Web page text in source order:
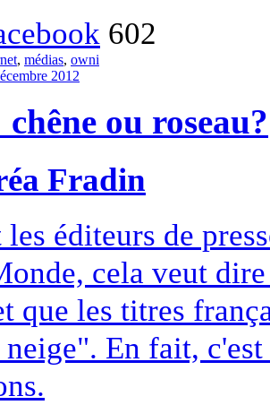
602
, médias, owni
2012
ou roseau?
Fradin
les éditeurs de
cela veut
que les titres
neige". En fait,